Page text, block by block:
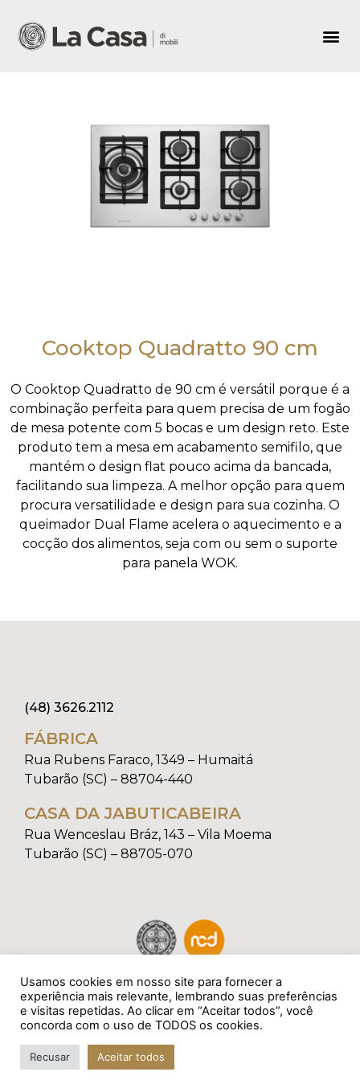
Cooktop Quadratto 90 cm
O Cooktop Quadratto de 90 cm é versátil porque é a
combinação perfeita para quem precisa de um fogão
de mesa potente com 5 bocas e um design reto. Este
produto tem a mesa em acabamento semifilo, que
mantém o design flat pouco acima da bancada,
facilitando sua limpeza. A melhor opção para quem
procura versatilidade e design para sua cozinha. O
queimador Dual Flame acelera o aquecimento e a
cocção dos alimentos, seja com ou sem o suporte
para panela WOK.
(48) 3626.2112
FÁBRICA
Rua Rubens Faraco, 1349 – Humaitá
Tubarão (SC) – 88704-440
CASA DA JABUTICABEIRA
Rua Wenceslau Bráz, 143 – Vila Moema
Tubarão (SC) – 88705-070
Todos os direitos reservados à La Casa Di Mobili.
Usamos cookies em nosso site para fornecer a
experiência mais relevante, lembrando suas preferências
e visitas repetidas. Ao clicar em “Aceitar todos”, você
concorda com o uso de TODOS os cookies.
Recusar Aceitar todos